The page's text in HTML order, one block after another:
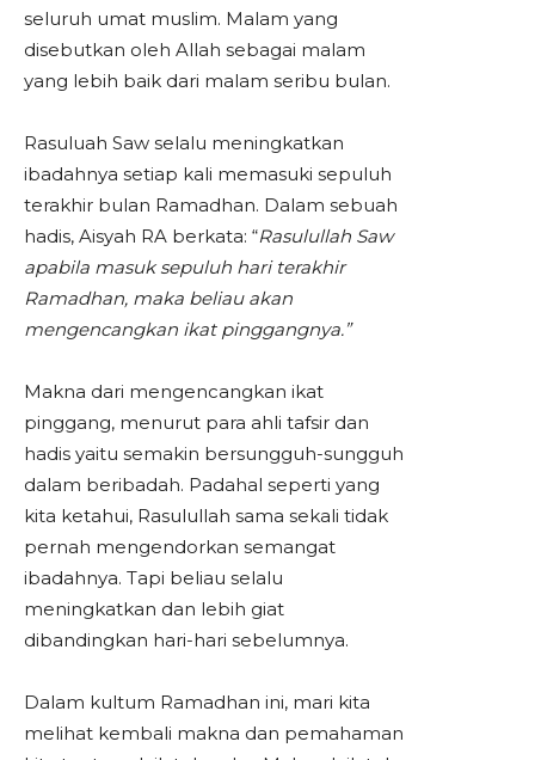
seluruh umat muslim. Malam yang
disebutkan oleh Allah sebagai malam
yang lebih baik dari malam seribu bulan.
Rasuluah Saw selalu meningkatkan
ibadahnya setiap kali memasuki sepuluh
terakhir bulan Ramadhan. Dalam sebuah
hadis, Aisyah RA berkata: “Rasulullah Saw
apabila masuk sepuluh hari terakhir
Ramadhan, maka beliau akan
mengencangkan ikat pinggangnya.”
Makna dari mengencangkan ikat
pinggang, menurut para ahli tafsir dan
hadis yaitu semakin bersungguh-sungguh
dalam beribadah. Padahal seperti yang
kita ketahui, Rasulullah sama sekali tidak
pernah mengendorkan semangat
ibadahnya. Tapi beliau selalu
meningkatkan dan lebih giat
dibandingkan hari-hari sebelumnya.
Dalam kultum Ramadhan ini, mari kita
melihat kembali makna dan pemahaman